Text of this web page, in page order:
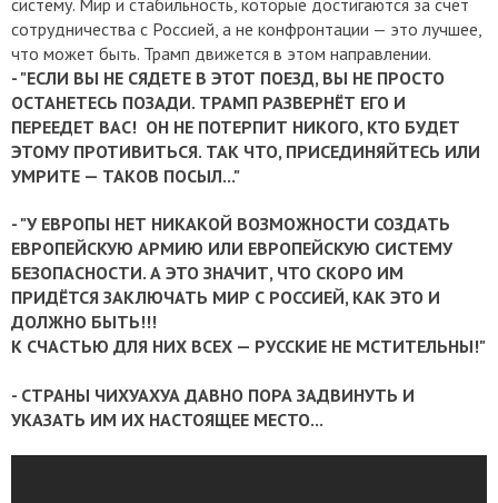
систему. Мир и стабильность, которые достигаются за счёт
сотрудничества с Россией, а не конфронтации — это лучшее,
что может быть. Трамп движется в этом направлении.
- "ЕСЛИ ВЫ НЕ СЯДЕТЕ В ЭТОТ ПОЕЗД, ВЫ НЕ ПРОСТО
ОСТАНЕТЕСЬ ПОЗАДИ. ТРАМП РАЗВЕРНЁТ ЕГО И
ПЕРЕЕДЕТ ВАС! ОН НЕ ПОТЕРПИТ НИКОГО, КТО БУДЕТ
ЭТОМУ ПРОТИВИТЬСЯ. ТАК ЧТО, ПРИСЕДИНЯЙТЕСЬ ИЛИ
УМРИТЕ — ТАКОВ ПОСЫЛ..."
- "У ЕВРОПЫ НЕТ НИКАКОЙ ВОЗМОЖНОСТИ СОЗДАТЬ
ЕВРОПЕЙСКУЮ АРМИЮ ИЛИ ЕВРОПЕЙСКУЮ СИСТЕМУ
БЕЗОПАСНОСТИ. А ЭТО ЗНАЧИТ, ЧТО СКОРО ИМ
ПРИДЁТСЯ ЗАКЛЮЧАТЬ МИР С РОССИЕЙ, КАК ЭТО И
ДОЛЖНО БЫТЬ!!!
К СЧАСТЬЮ ДЛЯ НИХ ВСЕХ — РУССКИЕ НЕ МСТИТЕЛЬНЫ!"
- СТРАНЫ ЧИХУАХУА ДАВНО ПОРА ЗАДВИНУТЬ И
УКАЗАТЬ ИМ ИХ НАСТОЯЩЕЕ МЕСТО...